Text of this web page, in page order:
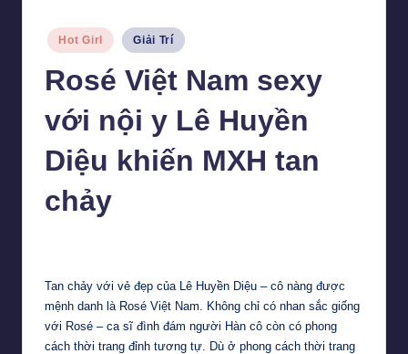
Posted
in
Hot Girl Giải Trí
Rosé Việt Nam sexy
với nội y Lê Huyền
Diệu khiến MXH tan
chảy
Tan chảy với vẻ đẹp của Lê Huyền Diệu – cô nàng được
mệnh danh là Rosé Việt Nam. Không chỉ có nhan sắc giống
với Rosé – ca sĩ đình đám người Hàn cô còn có phong
cách thời trang đỉnh tương tự. Dù ở phong cách thời trang